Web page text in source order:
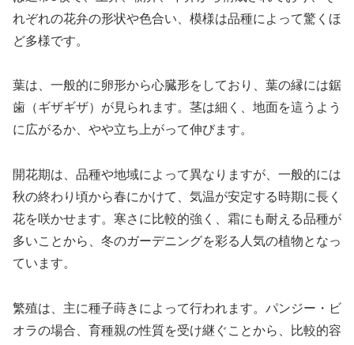
れぞれの花弁の形状や色合い、模様は品種によって驚くほ
ど多様です。
葉は、一般的に卵形から心臓形をしており、葉の縁には鋸
歯（ギザギザ）が見られます。茎は細く、地面を這うよう
に広がるか、やや立ち上がって伸びます。
開花期は、品種や地域によって異なりますが、一般的には
秋の終わり頃から春にかけて、気温が安定する時期に長く
花を咲かせます。寒さに比較的強く、霜にも耐える品種が
多いことから、冬のガーデニングを彩る人気の植物となっ
ています。
繁殖は、主に種子蒔きによって行われます。パンジー・ビ
オラの場合、育種親の性質を受け継ぐことから、比較的容